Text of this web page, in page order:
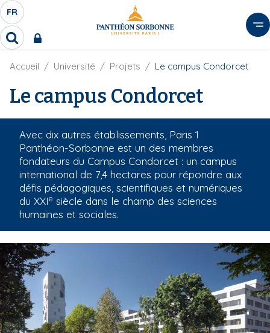
A
l
l
e
c
i
p
a
l
S
É
L
E
T
E
U
E
F
R
FR
R
c
e
r
c
F
l
d
Accueil Université Projets Le campus Condorcet
Le campus Condorcet
Avec dix autres établissements, Paris 1
Panthéon-Sorbonne est un des membres
fondateurs du Campus Condorcet : un campus
international de 7,4 hectares pour répondre aux
défis pédagogiques, scientifiques et numériques
du XXIe siècle dans le champ des sciences
humaines et sociales.